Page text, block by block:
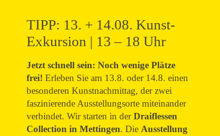
TIPP: 13. + 14.08. Kunst-
Exkursion | 13 – 18 Uhr
Jetzt schnell sein: Noch wenige Plätze
frei! Erleben Sie am 13.8. oder 14.8. einen
besonderen Kunstnachmittag, der zwei
faszinierende Ausstellungsorte miteinander
verbindet. Wir starten in derDraiflessen
Collection in Mettingen. Die Ausstellung